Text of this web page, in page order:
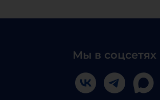
Мы в соцсетях